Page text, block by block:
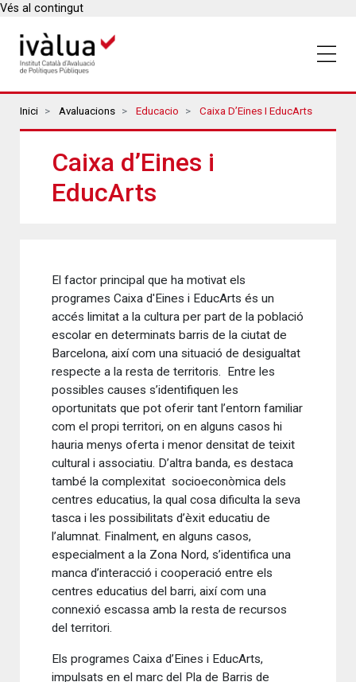
Vés al contingut
Breadcrumbs
Inici Avaluacions Educacio Caixa D’Eines I EducArts
Caixa d’Eines i
EducArts
El factor principal que ha motivat els
programes Caixa d'Eines i EducArts és un
accés limitat a la cultura per part de la població
escolar en determinats barris de la ciutat de
Barcelona, així com una situació de desigualtat
respecte a la resta de territoris. Entre les
possibles causes s’identifiquen les
oportunitats que pot oferir tant l’entorn familiar
com el propi territori, on en alguns casos hi
hauria menys oferta i menor densitat de teixit
cultural i associatiu. D’altra banda, es destaca
també la complexitat socioeconòmica dels
centres educatius, la qual cosa dificulta la seva
tasca i les possibilitats d’èxit educatiu de
l’alumnat. Finalment, en alguns casos,
especialment a la Zona Nord, s’identifica una
manca d’interacció i cooperació entre els
centres educatius del barri, així com una
connexió escassa amb la resta de recursos
del territori.
Els programes Caixa d’Eines i EducArts,
impulsats en el marc del Pla de Barris de